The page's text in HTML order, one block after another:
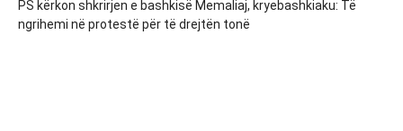
PS kërkon shkrirjen e bashkisë Memaliaj, kryebashkiaku: Të
ngrihemi në protestë për të drejtën tonë